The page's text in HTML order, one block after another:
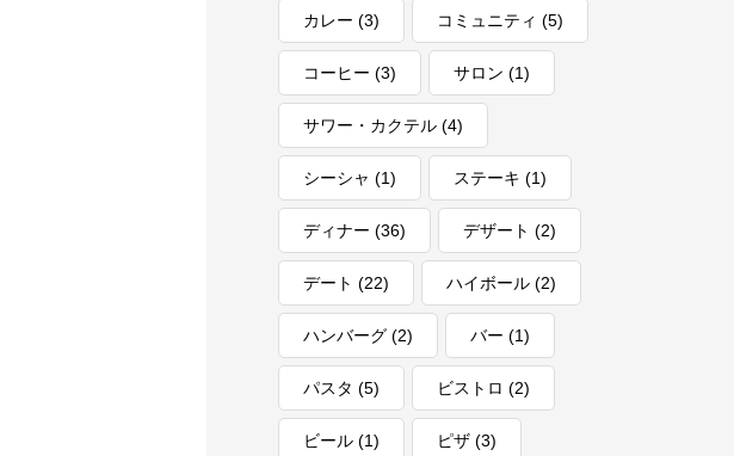
カレー (3) コミュニティ (5)
コーヒー (3) サロン (1)
サワー・カクテル (4)
シーシャ (1) ステーキ (1)
ディナー (36) デザート (2)
デート (22) ハイボール (2)
ハンバーグ (2) バー (1)
パスタ (5) ビストロ (2)
ビール (1) ピザ (3)